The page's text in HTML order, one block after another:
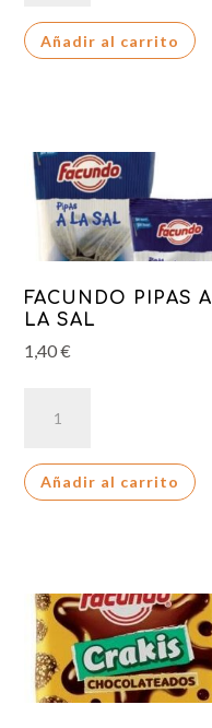
GRANDES
Añadir al carrito
FACUNDO PIPAS A
LA SAL
1,40€
PIPAS
LAAñadir al carrito